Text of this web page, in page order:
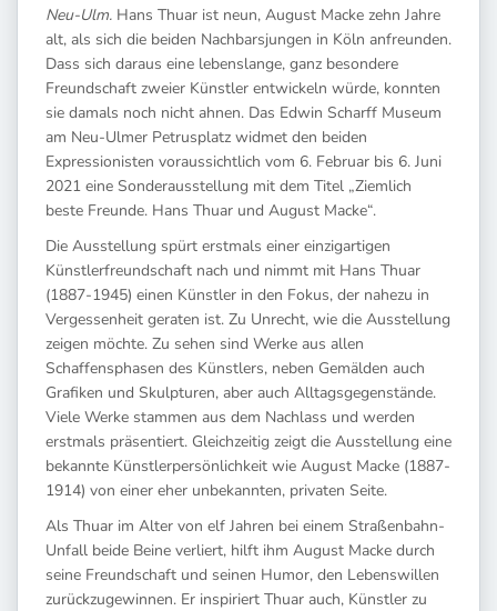
Neu-Ulm. Hans Thuar ist neun, August Macke zehn Jahre
alt, als sich die beiden Nachbarsjungen in Köln anfreunden.
Dass sich daraus eine lebenslange, ganz besondere
Freundschaft zweier Künstler entwickeln würde, konnten
sie damals noch nicht ahnen. Das Edwin Scharff Museum
am Neu-Ulmer Petrusplatz widmet den beiden
Expressionisten voraussichtlich vom 6. Februar bis 6. Juni
2021 eine Sonderausstellung mit dem Titel „Ziemlich
beste Freunde. Hans Thuar und August Macke“.
Die Ausstellung spürt erstmals einer einzigartigen
Künstlerfreundschaft nach und nimmt mit Hans Thuar
(1887-1945) einen Künstler in den Fokus, der nahezu in
Vergessenheit geraten ist. Zu Unrecht, wie die Ausstellung
zeigen möchte. Zu sehen sind Werke aus allen
Schaffensphasen des Künstlers, neben Gemälden auch
Grafiken und Skulpturen, aber auch Alltagsgegenstände.
Viele Werke stammen aus dem Nachlass und werden
erstmals präsentiert. Gleichzeitig zeigt die Ausstellung eine
bekannte Künstlerpersönlichkeit wie August Macke (1887-
1914) von einer eher unbekannten, privaten Seite.
Als Thuar im Alter von elf Jahren bei einem Straßenbahn-
Unfall beide Beine verliert, hilft ihm August Macke durch
seine Freundschaft und seinen Humor, den Lebenswillen
zurückzugewinnen. Er inspiriert Thuar auch, Künstler zu